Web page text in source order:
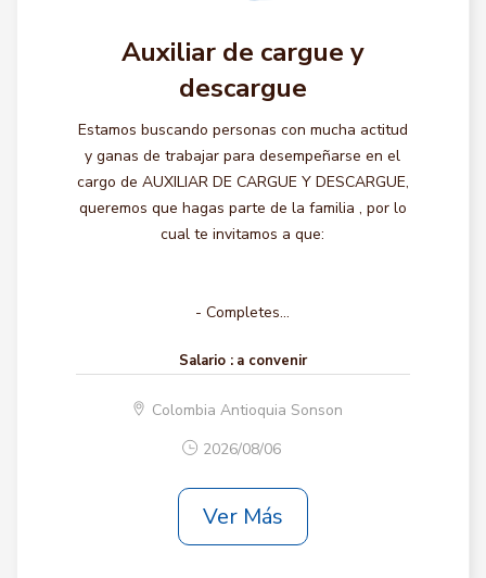
Auxiliar de cargue y
descargue
Estamos buscando personas con mucha actitud
y ganas de trabajar para desempeñarse en el
cargo de AUXILIAR DE CARGUE Y DESCARGUE,
queremos que hagas parte de la familia , por lo
cual te invitamos a que:
- Completes...
Salario : a convenir
Colombia Antioquia Sonson
2026/08/06
Ver Más